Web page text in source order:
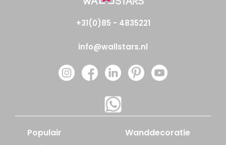
+31(0)85 - 4835221
info@wallstars.nl
Populair Wanddecoratie